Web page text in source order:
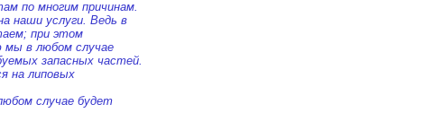
по многим причинам.
наши услуги. Ведь в
при этом
мы в любом случае
запасных частей.
на липовых
случае будет